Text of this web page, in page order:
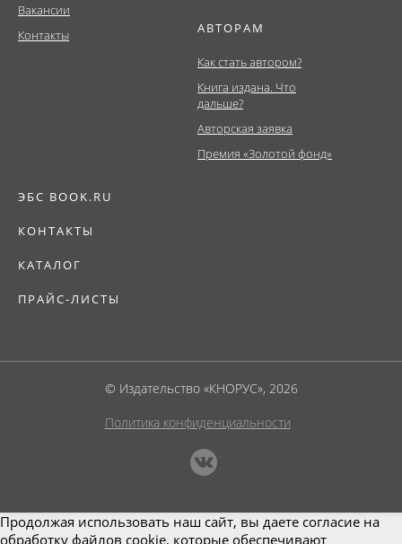
Вакансии
Контакты
АВТОРАМ
Как стать автором?
Книга издана. Что
дальше?
Авторская заявка
Премия «Золотой фонд»
ЭБС BOOK.RU
КОНТАКТЫ
КАТАЛОГ
ПРАЙС-ЛИСТЫ
© Издательство «КНОРУС», 2026
Политика конфиденциальности
Продолжая использовать наш сайт, вы даете согласие на
обработку файлов cookie, которые обеспечивают